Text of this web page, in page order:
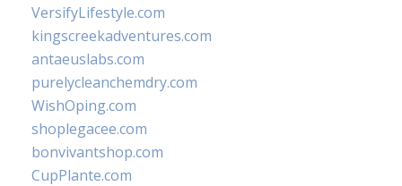
VersifyLifestyle.com
kingscreekadventures.com
antaeuslabs.com
purelycleanchemdry.com
WishOping.com
shoplegacee.com
bonvivantshop.com
CupPlante.com